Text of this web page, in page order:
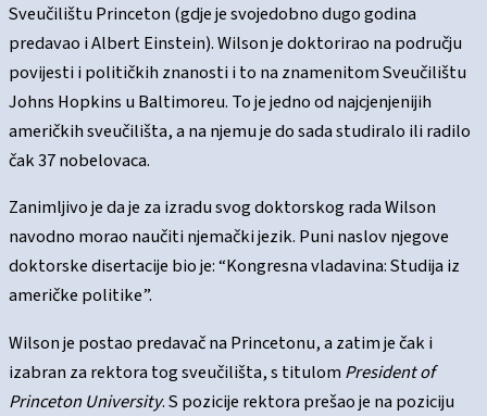
Sveučilištu Princeton (gdje je svojedobno dugo godina
predavao i Albert Einstein). Wilson je doktorirao na području
povijesti i političkih znanosti i to na znamenitom Sveučilištu
Johns Hopkins u Baltimoreu. To je jedno od najcjenjenijih
američkih sveučilišta, a na njemu je do sada studiralo ili radilo
čak 37 nobelovaca.
Zanimljivo je da je za izradu svog doktorskog rada Wilson
navodno morao naučiti njemački jezik. Puni naslov njegove
doktorske disertacije bio je: “Kongresna vladavina: Studija iz
američke politike”.
Wilson je postao predavač na Princetonu, a zatim je čak i
izabran za rektora tog sveučilišta, s titulom President of
Princeton University. S pozicije rektora prešao je na poziciju